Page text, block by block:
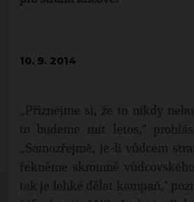
10. 9. 2014
„Přiznejme si, že to nikdy
to budeme mít letos,"
„Samozřejmě, je-li vůdcem
řekněme skromně
tak je lehké dělat kampaň,"